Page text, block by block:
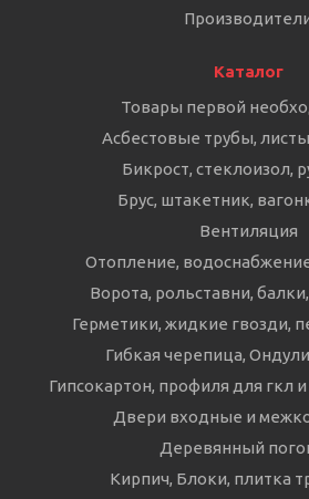
Каталог
Товары первой
Асбестовые трубы,
Бикрост, стеклоизол,
Брус, штакетник,
Вентиляция
Отопление,
Ворота, рольставни,
Герметики, жидкие гвозди,
Гибкая черепица,
Гипсокартон, профиля для гкл
Двери входные и
Деревянный
Кирпич, Блоки, плитка